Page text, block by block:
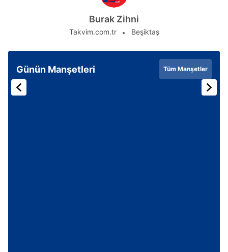
Burak Zihni
Takvim.com.tr Beşiktaş
Günün Manşetleri Tüm Manşetler